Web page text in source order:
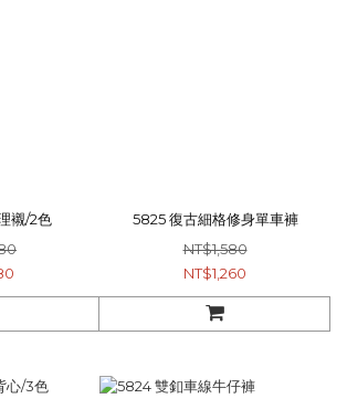
襯/2色
5825 復古細格修身單車褲
NT$1,580
NT$1,260